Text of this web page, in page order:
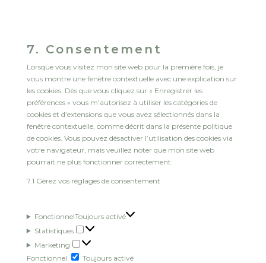
7. Consentement
Lorsque vous visitez mon site web pour la première fois, je
vous montre une fenêtre contextuelle avec une explication sur
les cookies. Dès que vous cliquez sur « Enregistrer les
préférences » vous m’autorisez à utiliser les catégories de
cookies et d’extensions que vous avez sélectionnés dans la
fenêtre contextuelle, comme décrit dans la présente politique
de cookies. Vous pouvez désactiver l’utilisation des cookies via
votre navigateur, mais veuillez noter que mon site web
pourrait ne plus fonctionner correctement.
7.1 Gérez vos réglages de consentement
FonctionnelToujours activé
Statistiques
Statistiques
Marketing
Marketing
Fonctionnel
Fonctionnel
Toujours activé